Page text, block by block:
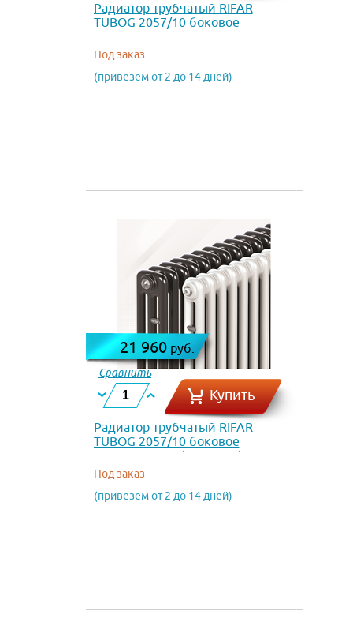
Радиатор трубчатый RIFAR
TUBOG 2057/10 боковое
подключение (RAL 5025)
Под заказ
(привезем от 2 до 14 дней)
21 960руб.
Сравнить
Купить
Радиатор трубчатый RIFAR
TUBOG 2057/10 боковое
подключение (RAL 3033)
Под заказ
(привезем от 2 до 14 дней)